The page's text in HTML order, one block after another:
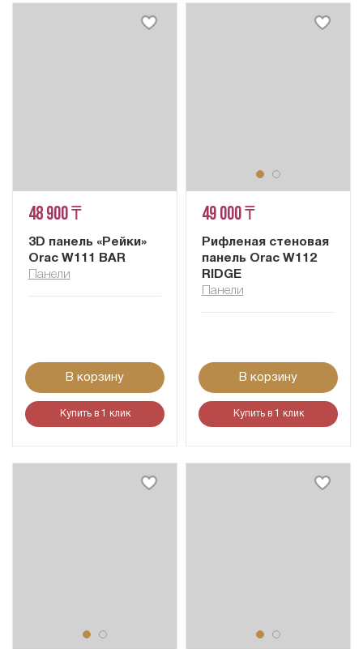
48 900 ₸
3D панель «Рейки»
Orac W111 BAR
Панели
В корзину
Купить в 1 клик
49 000 ₸
Рифленая стеновая
панель Orac W112
RIDGE
Панели
В корзину
Купить в 1 клик